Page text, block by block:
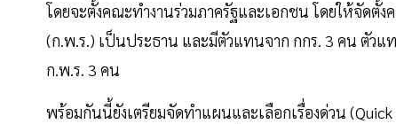
โดยจะตั้งคณะทำงานร่วมภาครัฐและเอกชน โดยให้จัดตั้
(ก.พ.ร.) เป็นประธาน และมีตัวแทนจาก กกร. 3 คน ตัว
ก.พ.ร. 3 คน
พร้อมกันนี้ยังเตรียมจัดทำแผนและเลือกเรื่องด่วน